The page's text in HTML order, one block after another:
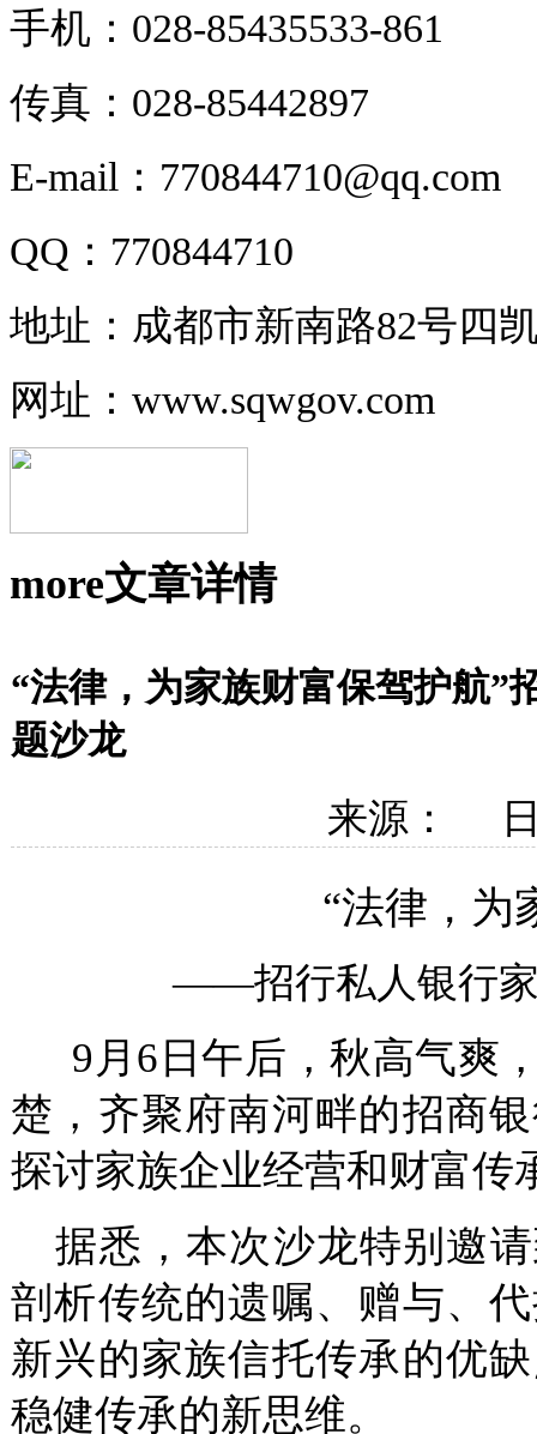
手机：028-85435533-861
传真：028-85442897
E-mail：770844710@qq.com
QQ：770844710
地址：成都市新南路82号四
网址：www.sqwgov.com
more文章详情
“法律，为家族财富保驾护航”
题沙龙
来源： 日
“法律，为
——招行私人银行家
9月6日午后，秋高气爽
楚，齐聚府南河畔的招商
探讨家族企业经营和财富传
据悉，本次沙龙特别邀
剖析传统的遗嘱、赠与、
新兴的家族信托传承的优
稳健传承的新思维。